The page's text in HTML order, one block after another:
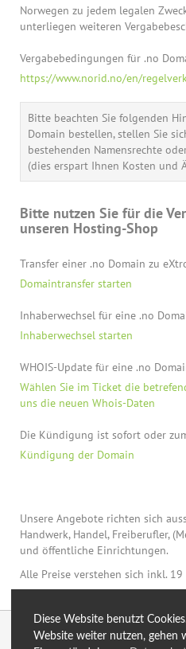
Diese Website benutzt
Website weiter nutzen, gehen
Norwegen zu jedem legalen
unterliegen weiteren
Vergabebedingungen für .no
https://www.norid.no/en/
Bitte beachten Sie folgenden
Domain bestellen, stellen Sie
bestehenden Namensrechte
(dies erspart Ihnen Kosten und
Bitte nutzen Sie für die
unseren Hosting-Shop
Transfer einer .no Domain zu
Domaintransfer starten
Inhaberwechsel für eine .no
Inhaberwechsel starten
WHOIS-Update für eine .no
Wählen Sie im Ticket die
uns die neuen Whois-Daten
Die Kündigung ist sofort oder
Kündigung der Domain
Unsere Angebote richten sich
Handwerk, Handel, Freiberufler,
und öffentliche Einrichtungen.
Alle Preise verstehen sich inkl. 19
© 2026 by eXtro.hosting